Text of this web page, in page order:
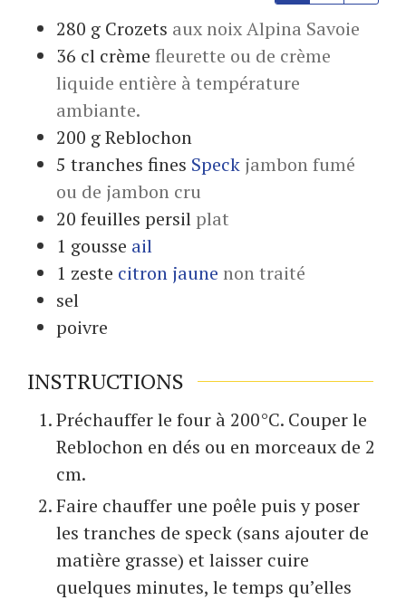
280 g Crozets aux noix Alpina Savoie
36 cl crème fleurette ou de crème
liquide entière à température
ambiante.
200 gReblochon
5 tranches fines Speck jambon fumé
ou de jambon cru
20 feuilles persil plat
1 gousse ail
1 zeste citron jaune non traité
sel
poivre
INSTRUCTIONS
Préchauffer le four à 200°C. Couper le
Reblochon en dés ou en morceaux de 2
cm.
Faire chauffer une poêle puis y poser
les tranches de speck (sans ajouter de
matière grasse) et laisser cuire
quelques minutes, le temps qu’elles